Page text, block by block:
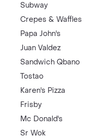
Subway
Crepes & Waffles
Papa John's
Juan Valdez
Sandwich Qbano
Tostao
Karen's Pizza
Frisby
Mc Donald's
Sr Wok